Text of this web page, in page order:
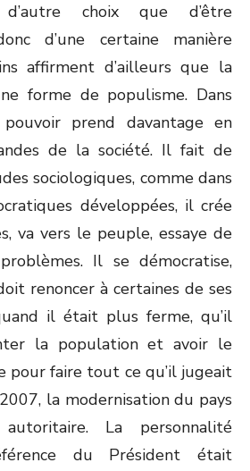
d’autre choix que d’être
d’une certaine manière
affirment d’ailleurs que la
forme de populisme. Dans
prend davantage en
de la société. Il fait de
sociologiques, comme dans
développées, il crée
va vers le peuple, essaye de
Il se démocratise,
renoncer à certaines de ses
il était plus ferme, qu’il
la population et avoir le
pour faire tout ce qu’il jugeait
la modernisation du pays
La personnalité
du Président était